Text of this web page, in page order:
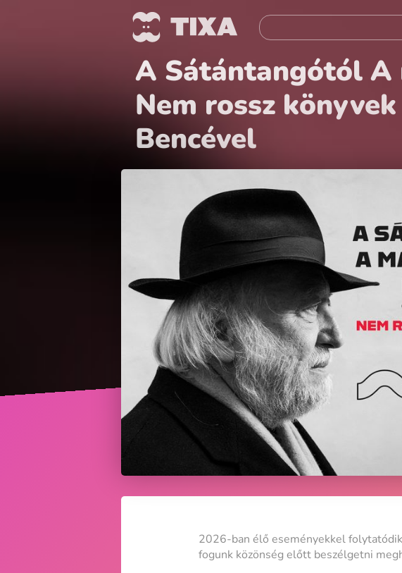
A Sátántangótól A
Nem rossz
Bencével
2026-ban élő eseményekkel
fogunk közönség előtt beszélgetni